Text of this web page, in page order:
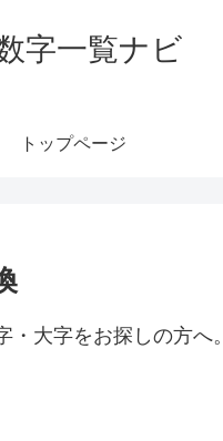
字一覧ナビ
トップページ
大字をお探しの方へ。